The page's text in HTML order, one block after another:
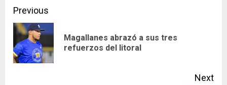
Continue
Reading
Previous
Magallanes abrazó a sus tres
refuerzos del litoral
Next